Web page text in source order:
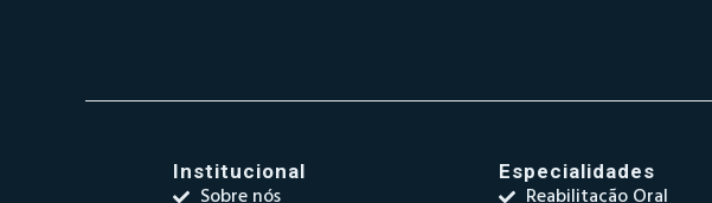
Institucional
Sobre nós
Especialidades
Reabilitação Oral